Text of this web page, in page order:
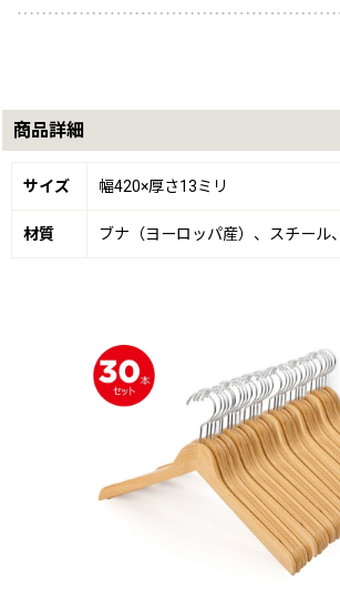
商品詳細
サイズ 幅420×厚さ13ミリ
材質 ブナ（ヨーロッパ産）、スチール